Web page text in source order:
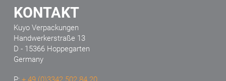
KONTAKT
Kuyo Verpackungen
Handwerkerstraße 13
D - 15366 Hoppegarten
Germany